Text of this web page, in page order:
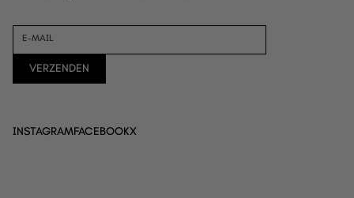
E-MAIL
VERZENDEN
INSTAGRAMFACEBOOKX